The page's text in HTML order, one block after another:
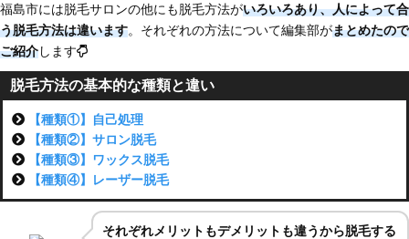
福島市には脱毛サロンの他にも脱毛方法がいろいろあり、人によって合
う脱毛方法は違います。それぞれの方法について編集部がまとめたので
ご紹介します
脱毛方法の基本的な種類と違い
【種類①】自己処理
【種類②】サロン脱毛
【種類③】ワックス脱毛
【種類④】レーザー脱毛
それぞれメリットもデメリットも違うから脱毛する